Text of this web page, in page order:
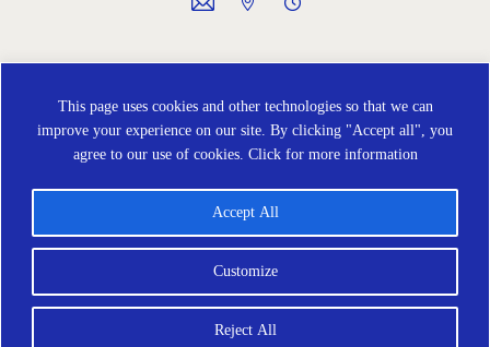
This page uses cookies and other technologies so that we can
improve your experience on our site. By clicking "Accept all", you
agree to our use of cookies. Click for more information
Customize
Reject All
Accept All
Cookies policy
Protección de Datos
Terms and Conditions